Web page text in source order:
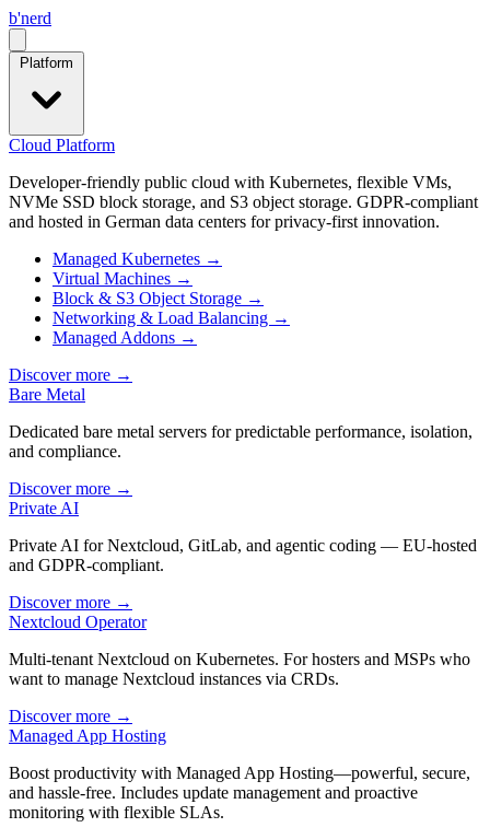
b'nerd
Platform
Cloud Platform
Developer-friendly public cloud with Kubernetes, flexible VMs,
NVMe SSD block storage, and S3 object storage. GDPR-compliant
and hosted in German data centers for privacy-first innovation.
Managed Kubernetes →
Virtual Machines →
Block & S3 Object Storage →
Networking & Load Balancing →
Managed Addons →
Discover more →
Bare Metal
Dedicated bare metal servers for predictable performance, isolation,
and compliance.
Discover more →
Private AI
Private AI for Nextcloud, GitLab, and agentic coding — EU-hosted
and GDPR-compliant.
Discover more →
Nextcloud Operator
Multi-tenant Nextcloud on Kubernetes. For hosters and MSPs who
want to manage Nextcloud instances via CRDs.
Discover more →
Managed App Hosting
Boost productivity with Managed App Hosting—powerful, secure,
and hassle-free. Includes update management and proactive
monitoring with flexible SLAs.